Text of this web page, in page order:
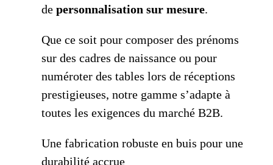
de personnalisation sur mesure.
Que ce soit pour composer des prénoms
sur des cadres de naissance ou pour
numéroter des tables lors de réceptions
prestigieuses, notre gamme s’adapte à
toutes les exigences du marché B2B.
Une fabrication robuste en buis pour une
durabilité accrue